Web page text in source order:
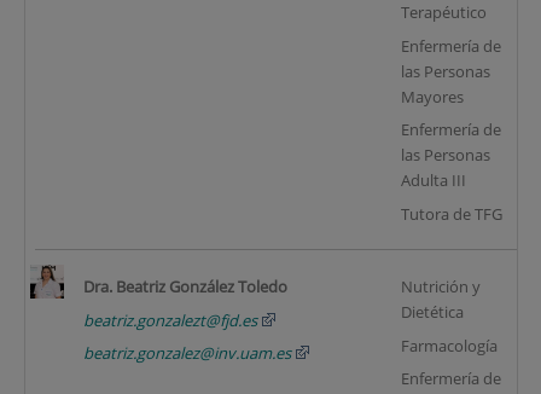
Terapéutico
Enfermería de
las Personas
Mayores
Enfermería de
las Personas
Adulta III
Tutora de TFG
Dra. Beatriz González Toledo
beatriz.gonzalezt@fjd.es
beatriz.gonzalez@inv.uam.es
Nutrición y
Dietética
Farmacología
Enfermería de